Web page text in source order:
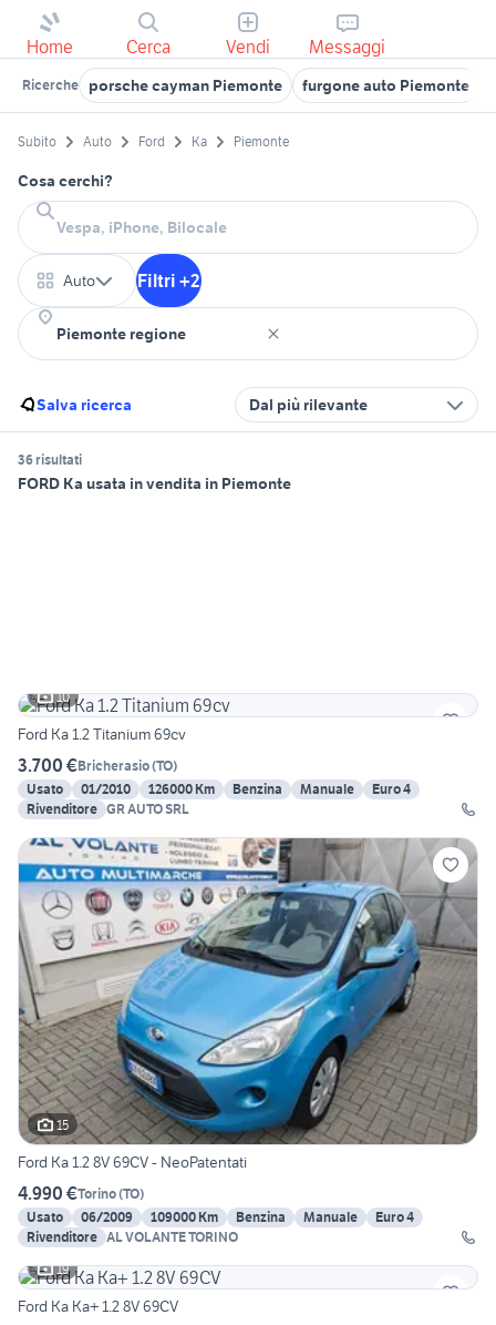
Home Cerca Vendi Messaggi
Ricerche porsche cayman Piemonte furgone auto Piemonte
Subito Auto Ford Ka Piemonte
Cosa cerchi?
Auto Filtri +2
Salva ricerca Dal più rilevante
36 risultati
FORD Ka usata in vendita in Piemonte
10
Ford Ka 1.2 Titanium 69cv
3.700 €Bricherasio(TO)
Usato
01/2010 126000 Km Benzina Manuale
Euro 4
Rivenditore GR AUTO SRL
15
Ford Ka 1.2 8V 69CV - NeoPatentati
4.990 €Torino(TO)
Usato
06/2009 109000 Km Benzina Manuale
Euro 4
Rivenditore AL VOLANTE TORINO
19
Ford Ka Ka+ 1.2 8V 69CV